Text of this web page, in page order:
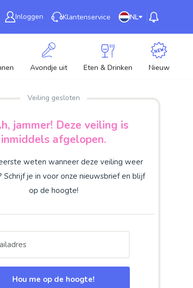
Inloggen Klantenservice NL
Avondje uit Eten & Drinken Nieuw
Veiling gesloten
jammer! Deze veiling is
inmiddels afgelopen.
weten wanneer deze veiling weer
Schrijf je in voor onze nieuwsbrief en blijf
op de hoogte!
Hou me op de hoogte!